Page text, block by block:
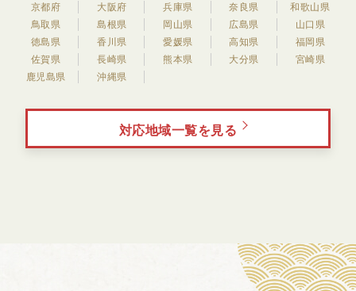
京都府
大阪府 兵庫県 奈良県
和歌山県
鳥取県
島根県 岡山県 広島県
山口県
徳島県
香川県 愛媛県 高知県
福岡県
佐賀県
長崎県 熊本県 大分県
宮崎県
鹿児島県
沖縄県
対応地域一覧を見る